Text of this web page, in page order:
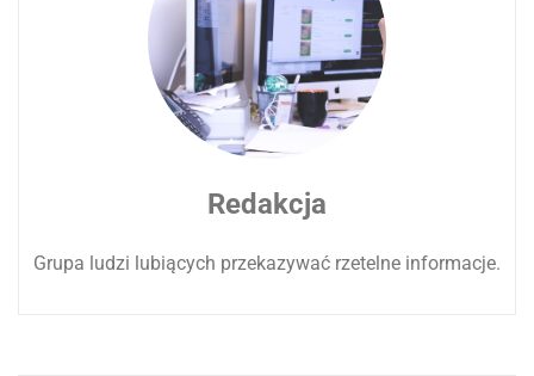
Redakcja
Grupa ludzi lubiących przekazywać rzetelne informacje.